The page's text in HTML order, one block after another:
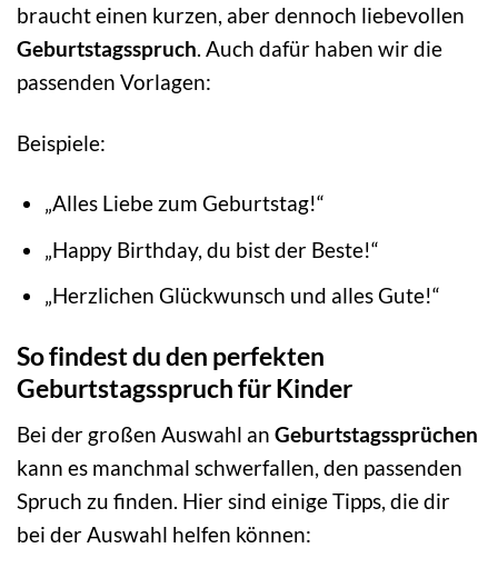
braucht einen kurzen, aber dennoch liebevollen
Geburtstagsspruch . Auch dafür haben wir die
passenden Vorlagen:
Beispiele:
„Alles Liebe zum Geburtstag!“
„Happy Birthday, du bist der Beste!“
„Herzlichen Glückwunsch und alles Gute!“
So findest du den perfekten
Geburtstagsspruch für Kinder
Bei der großen Auswahl an Geburtstagssprüchen
kann es manchmal schwerfallen, den passenden
Spruch zu finden. Hier sind einige Tipps, die dir
bei der Auswahl helfen können: